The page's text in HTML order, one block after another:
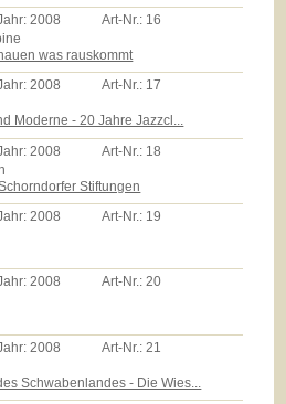
2008 Art-Nr.: 16
was rauskommt
2008 Art-Nr.: 17
Moderne - 20 Jahre Jazzcl...
2008 Art-Nr.: 18
Stiftungen
2008 Art-Nr.: 19
2008 Art-Nr.:20
2008 Art-Nr.:21
Schwabenlandes - Die Wies...